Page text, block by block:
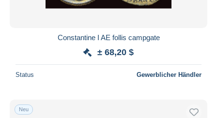
Constantine I AE follis campgate
± 68,20 $
Status Gewerblicher Händler
Neu